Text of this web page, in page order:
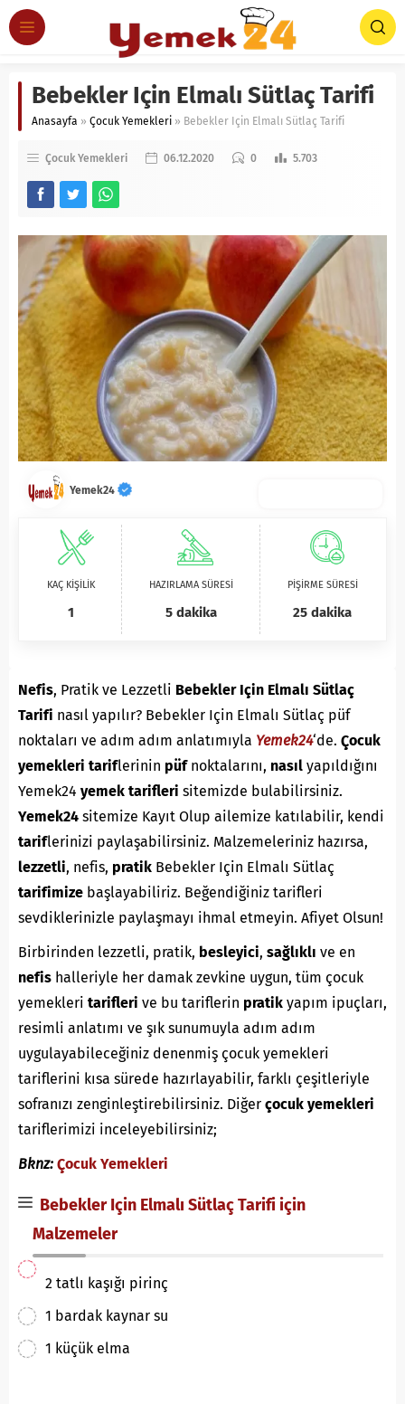
Bebekler Için Elmalı Sütlaç Tarifi
Anasayfa » Çocuk Yemekleri » Bebekler Için Elmalı Sütlaç Tarifi
Çocuk Yemekleri 06.12.2020 0 5.703
Yemek24
KAÇ KİŞİLİK
1
HAZIRLAMA SÜRESİ
5 dakika
PİŞİRME SÜRESİ
25 dakika
Nefis, Pratik ve Lezzetli Bebekler Için Elmalı Sütlaç
Tarifi nasıl yapılır? Bebekler Için Elmalı Sütlaç püf
noktaları ve adım adım anlatımıyla Yemek24‘de. Çocuk
yemekleri tariflerinin püfnoktalarını, nasıl yapıldığını
Yemek24 yemek tarifleri sitemizde bulabilirsiniz.
Yemek24 sitemize Kayıt Olup ailemize katılabilir, kendi
tariflerinizi paylaşabilirsiniz. Malzemeleriniz hazırsa,
lezzetli, nefis, pratik Bebekler Için Elmalı Sütlaç
tarifimize başlayabiliriz. Beğendiğiniz tarifleri
sevdiklerinizle paylaşmayı ihmal etmeyin. Afiyet Olsun!
Birbirinden lezzetli, pratik, besleyici, sağlıklı ve en
nefis halleriyle her damak zevkine uygun, tüm çocuk
yemekleri tarifleri ve bu tariflerin pratik yapım ipuçları,
resimli anlatımı ve şık sunumuyla adım adım
uygulayabileceğiniz denenmiş çocuk yemekleri
tariflerini kısa sürede hazırlayabilir, farklı çeşitleriyle
sofranızı zenginleştirebilirsiniz. Diğer çocuk yemekleri
tariflerimizi inceleyebilirsiniz;
Bknz: Çocuk Yemekleri
Bebekler Için Elmalı Sütlaç Tarifi için
Malzemeler
2 tatlı kaşığı pirinç
1 bardak kaynar su
1 küçük elma